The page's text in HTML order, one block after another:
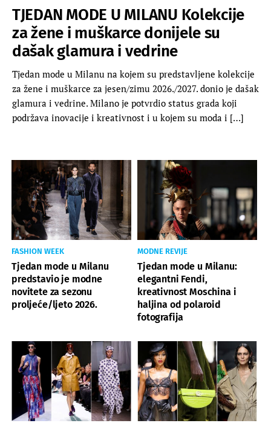
TJEDAN MODE U MILANU Kolekcije
za žene i muškarce donijele su
dašak glamura i vedrine
Tjedan mode u Milanu na kojem su predstavljene kolekcije
za žene i muškarce za jesen/zimu 2026./2027. donio je dašak
glamura i vedrine. Milano je potvrdio status grada koji
podržava inovacije i kreativnost i u kojem su moda i […]
FASHION WEEK
Tjedan mode u Milanu
predstavio je modne
novitete za sezonu
proljeće/ljeto 2026.
MODNE REVIJE
Tjedan mode u Milanu:
elegantni Fendi,
kreativnost Moschina i
haljina od polaroid
fotografija